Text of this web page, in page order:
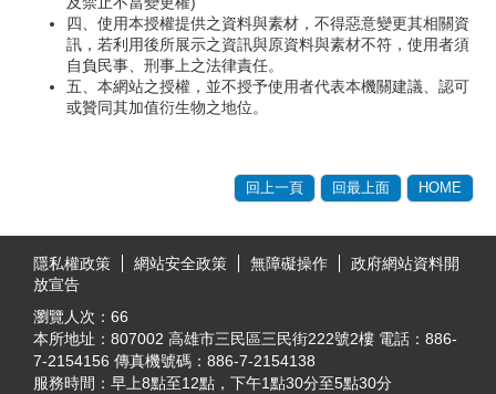
四、使用本授權提供之資料與素材，不得惡意變更其相關資
訊，若利用後所展示之資訊與原資料與素材不符，使用者須
自負民事、刑事上之法律責任。
五、本網站之授權，並不授予使用者代表本機關建議、認可
或贊同其加值衍生物之地位。
回上一頁 回最上面 HOME
隱私權政策
網站安全政策 無障礙操作
政府網站資料開
放宣告
瀏覽人次： 66
本所地址：807002 高雄市三民區三民街222號2樓 電話：886-
7-2154156 傳真機號碼：886-7-2154138
服務時間：早上8點至12點，下午1點30分至5點30分